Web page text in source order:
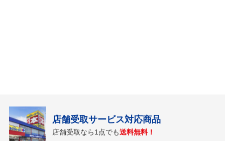
店舗受取サービス対応商品
店舗受取なら1点でも送料無料！